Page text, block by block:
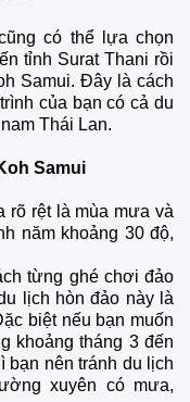
có thể lựa chọn
tỉnh Surat Thani rồi
Samui. Đây là cách
của bạn có cả du
Thái Lan.
Samui
rõ rệt là mùa mưa và
năm khoảng 30 độ,
từng ghé chơi đảo
lịch hòn đảo này là
biệt nếu bạn muốn
khoảng tháng 3 đến
bạn nên tránh du lịch
xuyên có mưa,